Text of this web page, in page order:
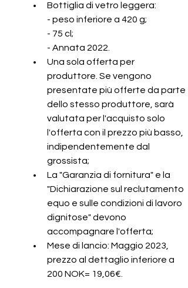
Bottiglia di vetro leggera:
- peso inferiore a 420 g;
- 75 cl;
- Annata 2022.
Una sola offerta per
produttore. Se vengono
presentate più offerte da parte
dello stesso produttore, sarà
valutata per l'acquisto solo
l'offerta con il prezzo più basso,
indipendentemente dal
grossista;
La "Garanzia di fornitura" e la
"Dichiarazione sul reclutamento
equo e sulle condizioni di lavoro
dignitose" devono
accompagnare l'offerta;
Mese di lancio: Maggio 2023,
prezzo al dettaglio inferiore a
200 NOK= 19,06€.